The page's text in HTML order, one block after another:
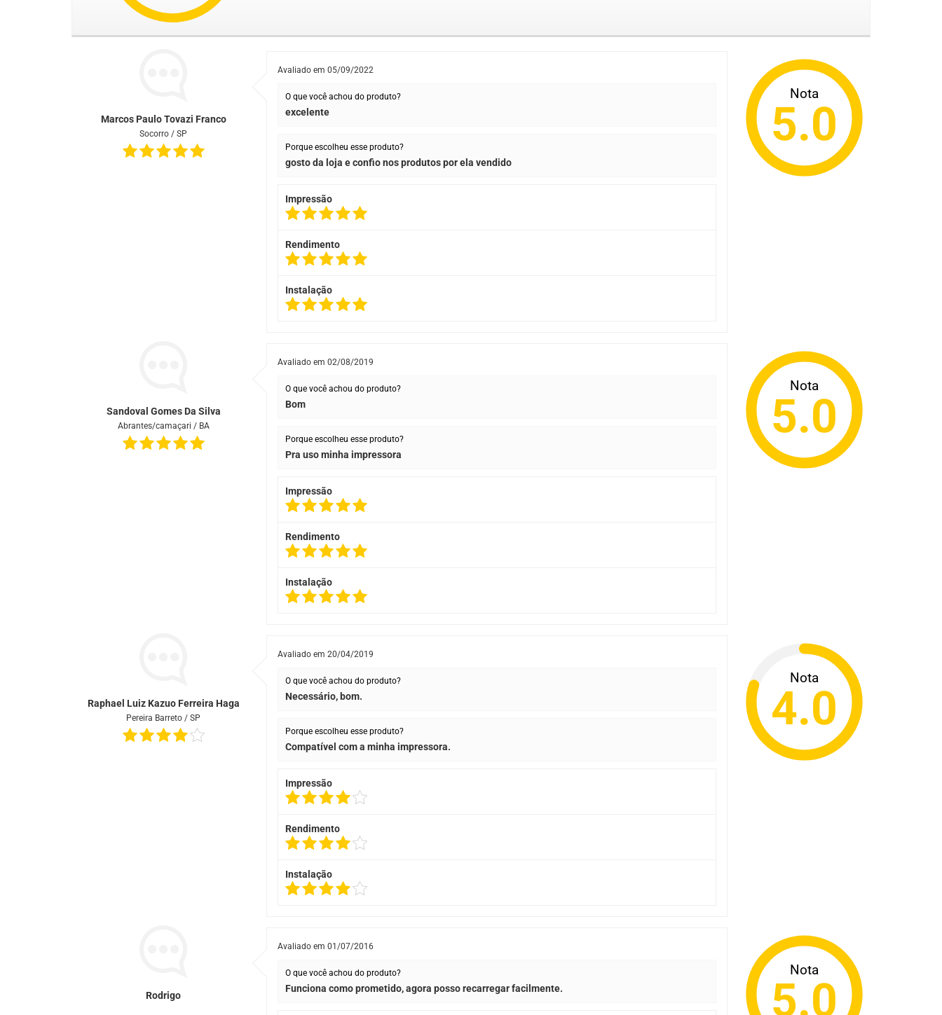
Marcos Paulo Tovazi Franco
Socorro / SP
Avaliado em 05/09/2022
O que você achou do produto?
excelente
Porque escolheu esse produto?
gosto da loja e confio nos produtos por ela vendido
Impressão
Rendimento
Instalação
Nota
5.0
Sandoval Gomes Da Silva
Abrantes/camaçari / BA
Avaliado em 02/08/2019
O que você achou do produto?
Bom
Porque escolheu esse produto?
Pra uso minha impressora
Impressão
Rendimento
Instalação
Nota
5.0
Raphael Luiz Kazuo Ferreira Haga
Pereira Barreto / SP
Avaliado em 20/04/2019
O que você achou do produto?
Necessário, bom.
Porque escolheu esse produto?
Compatível com a minha impressora.
Impressão
Rendimento
Instalação
Nota
4.0
Rodrigo
Avaliado em 01/07/2016
O que você achou do produto?
Funciona como prometido, agora posso recarregar facilmente.
Nota
5.0